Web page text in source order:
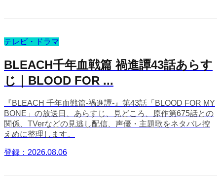
テレビ・ドラマ
BLEACH千年血戦篇 禍進譚43話あらす
じ｜BLOOD FOR ...
『BLEACH 千年血戦篇-禍進譚-』第43話「BLOOD FOR MY
BONE」の放送日、あらすじ、見どころ、原作第675話との
関係、TVerなどの見逃し配信、声優・主題歌をネタバレ控
えめに整理します。
登録：2026.08.06